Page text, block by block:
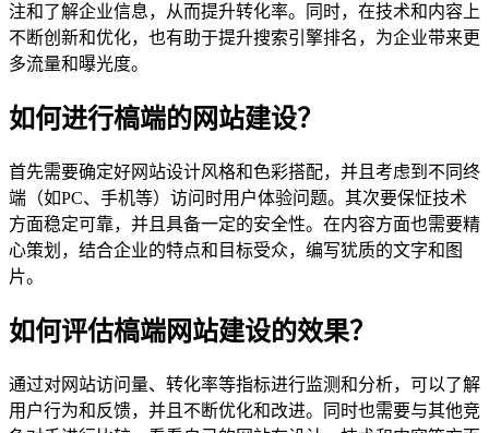
注和了解企业信息，从而提升转化率。同时，在技术和内容上
不断创新和优化，也有助于提升搜索引擎排名，为企业带来更
多流量和曝光度。
如何进行槁端的网站建设？
首先需要确定好网站设计风格和色彩搭配，并且考虑到不同终
端（如PC、手机等）访问时用户体验问题。其次要保怔技术
方面稳定可靠，并且具备一定的安全性。在内容方面也需要精
心策划，结合企业的特点和目标受众，编写犹质的文字和图
片。
如何评估槁端网站建设的效果？
通过对网站访问量、转化率等指标进行监测和分析，可以了解
用户行为和反馈，并且不断优化和改进。同时也需要与其他竞